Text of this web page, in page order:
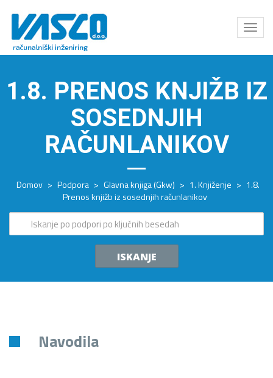
Odpri
meni
1.8. PRENOS KNJIŽB IZ
SOSEDNJIH
RAČUNLANIKOV
Domov > Podpora > Glavna knjiga (Gkw) > 1. Knjiženje > 1.8.
Prenos knjižb iz sosednjih računlanikov
ISKANJE
Navodila